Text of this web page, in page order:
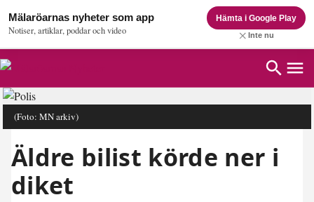
Mälaröarnas nyheter som app
Notiser, artiklar, poddar och video
Hämta i Google Play
Inte nu
(Foto: MN arkiv)
Äldre bilist körde ner i
diket